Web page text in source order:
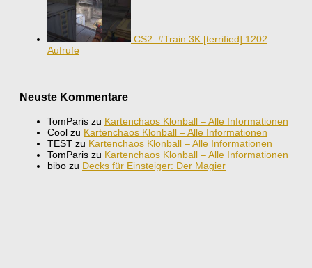
CS2: #Train 3K [terrified] 1202
Aufrufe
Neuste Kommentare
TomParis zu Kartenchaos Klonball – Alle Informationen
Cool zu Kartenchaos Klonball – Alle Informationen
TEST zu Kartenchaos Klonball – Alle Informationen
TomParis zu Kartenchaos Klonball – Alle Informationen
bibo zu Decks für Einsteiger: Der Magier